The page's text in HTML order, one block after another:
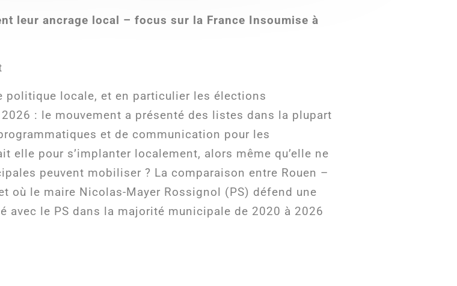
leur ancrage local – focus sur la France Insoumise à
politique locale, et en particulier les élections
: le mouvement a présenté des listes dans la plupart
et de communication pour les
pour s’implanter localement, alors même qu’elle ne
peuvent mobiliser ? La comparaison entre Rouen –
où le maire Nicolas-Mayer Rossignol (PS) défend une
avec le PS dans la majorité municipale de 2020 à 2026